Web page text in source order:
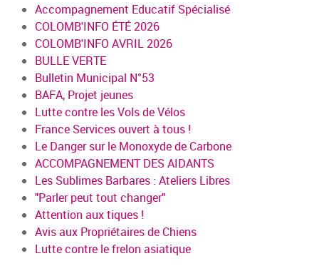
Accompagnement Educatif Spécialisé
COLOMB'INFO ÉTÉ 2026
COLOMB'INFO AVRIL 2026
BULLE VERTE
Bulletin Municipal N°53
BAFA, Projet jeunes
Lutte contre les Vols de Vélos
France Services ouvert à tous !
Le Danger sur le Monoxyde de Carbone
ACCOMPAGNEMENT DES AIDANTS
Les Sublimes Barbares : Ateliers Libres
"Parler peut tout changer"
Attention aux tiques !
Avis aux Propriétaires de Chiens
Lutte contre le frelon asiatique